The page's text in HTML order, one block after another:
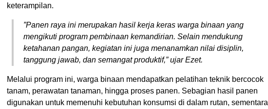
keterampilan.
​”Panen raya ini merupakan hasil kerja keras warga binaan yang
mengikuti program pembinaan kemandirian. Selain mendukung
ketahanan pangan, kegiatan ini juga menanamkan nilai disiplin,
tanggung jawab, dan semangat produktif,” ujar Ezet.
​Melalui program ini, warga binaan mendapatkan pelatihan teknik bercocok
tanam, perawatan tanaman, hingga proses panen. Sebagian hasil panen
digunakan untuk memenuhi kebutuhan konsumsi di dalam rutan, sementara